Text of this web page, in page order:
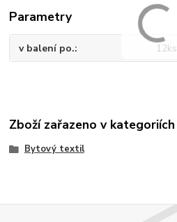
Parametry
v balení po. 12ks
Zboží zařazeno v kategoriích
Bytový textil